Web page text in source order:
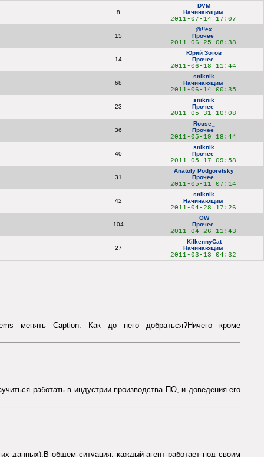
8
DVM
Начинающим
2011-07-14 17:07
15
@!!ex
Прочее
2011-06-25 08:38
14
Юрий Зотов
Прочее
2011-06-18 11:44
68
sniknik
Начинающим
2011-06-14 00:35
23
sniknik
Прочее
2011-05-31 10:08
36
Rouse_
Прочее
2011-05-19 18:44
40
sniknik
Прочее
2011-05-17 09:58
31
Anatoly Podgoretsky
Прочее
2011-05-11 07:14
42
sniknik
Начинающим
2011-04-28 17:26
104
OW
Прочее
2011-04-26 11:43
27
KilkennyCat
Начинающим
2011-03-13 04:32
менять Caption. Как до него добраться?Ничего кроме
работать в индустрии производства ПО, и доведения его
данных).В общем ситуация: каждый агент работает под своим